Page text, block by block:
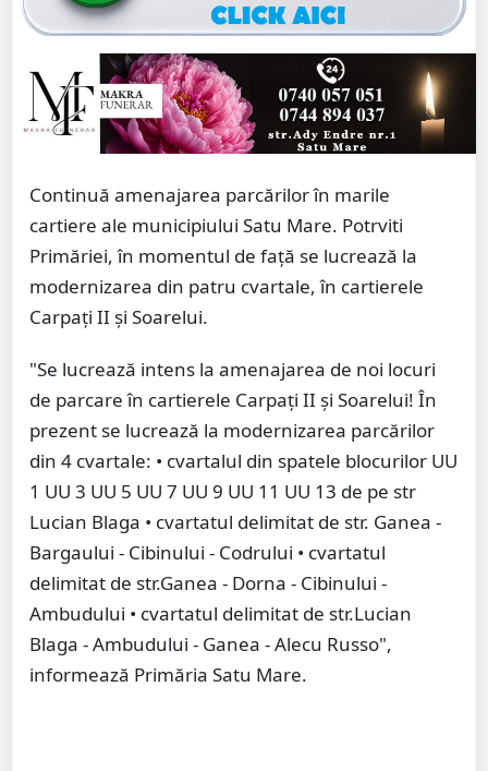
Continuă amenajarea parcărilor în marile
cartiere ale municipiului Satu Mare. Potrviti
Primăriei, în momentul de față se lucrează la
modernizarea din patru cvartale, în cartierele
Carpați II și Soarelui.
"Se lucrează intens la amenajarea de noi locuri
de parcare în cartierele Carpați II și Soarelui! În
prezent se lucrează la modernizarea parcărilor
din 4 cvartale: • cvartalul din spatele blocurilor UU
1 UU 3 UU 5 UU 7 UU 9 UU 11 UU 13 de pe str
Lucian Blaga • cvartatul delimitat de str. Ganea -
Bargaului - Cibinului - Codrului • cvartatul
delimitat de str.Ganea - Dorna - Cibinului -
Ambudului • cvartatul delimitat de str.Lucian
Blaga - Ambudului - Ganea - Alecu Russo",
informează Primăria Satu Mare.